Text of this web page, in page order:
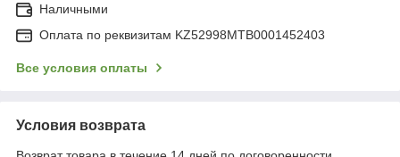
Наличными
Оплата по реквизитам KZ52998MTB0001452403
Все условия оплаты
Условия возврата